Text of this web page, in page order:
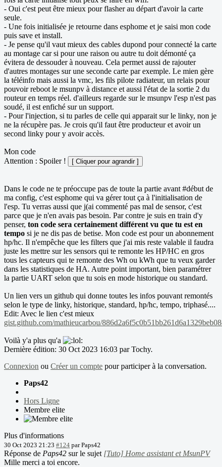
- Oui c'est peut être mieux pour flasher au départ d'avoir la carte
seule.
- Une fois initialisée je retourne dans esphome et je saisi mon code
puis save et install.
- Je pense qu'il vaut mieux des cables dupond pour connecté la carte
au montage car si pour une raison ou autre tu doit démonté ça
évitera de dessouder à nouveau. Cela permet aussi de rajouter
d'autres montages sur une seconde carte par exemple. Le mien gère
la téléinfo mais aussi la vmc, les fils pilote radiateur, un relais pour
pouvoir reboot le msunpv à distance et aussi l'état de la sortie 2 du
routeur en temps réel. d'ailleurs regarde sur le msunpv l'esp n'est pas
soudé, il est enfiché sur un support.
- Pour l'injection, si tu parles de celle qui apparait sur le linky, non je
ne la récupère pas. Je crois qu'il faut être producteur et avoir un
second linky pour y avoir accès.
Mon code
Attention : Spoiler !
Dans le code ne te préoccupe pas de toute la partie avant #début de
ma config, c'est esphome qui va gérer tout ça à l'initialisation de
l'esp. Tu verras aussi que j(ai commenté pas mal de sensor, c'est
parce que je n'en avais pas besoin. Par contre je suis en train d'y
penser, ton code sera certainement différent vu que tu est en
tempo si je ne dis pas de betise. Mon code est pour un abonnement
hp/hc. Il n'empêche que les filters que j'ai mis reste valable il faudra
juste les mettre sur les sensors qui te remonte les HP/HC en gros
tous les capteurs qui te remonte des Wh ou kWh que tu veux garder
dans les statistiques de HA. Autre point important, bien paramétrer
la partie UART selon que tu sois en mode historique ou standard.
Un lien vers un github qui donne toutes les infos pouvant remontés
selon le type de linky, historique, standard, hp/hc, tempo, triphasé....
Edit: Avec le lien c'est mieux
gist.github.com/mathieucarbou/
Voilà y'a plus qu'a
Dernière édition: 30 Oct 2023 16:03 parTochy.
Connexion ou Créer un compte pour participer à la conversation.
Paps42
Hors Ligne
Membre elite
Plus d'informations
30 Oct 2023 21:23 #124 parPaps42
Réponse de Paps42 sur le sujet [Tuto] Home assistant et MsunPV
Mille merci a toi encore.